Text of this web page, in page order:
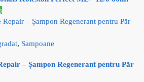
, Sampoane
– Șampon Regenerant pentru Păr